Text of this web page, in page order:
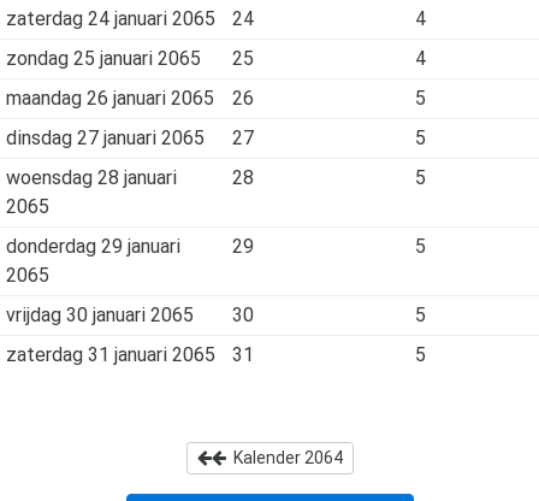
zaterdag 24 januari 2065 24
4
zondag 25 januari 2065
25
4
maandag 26 januari 2065
26
5
dinsdag 27 januari 2065
27
5
woensdag 28 januari
2065
28 5
donderdag 29 januari
2065
29 5
vrijdag 30 januari 2065 30
5
zaterdag 31 januari 2065
31 5
Kalender 2064